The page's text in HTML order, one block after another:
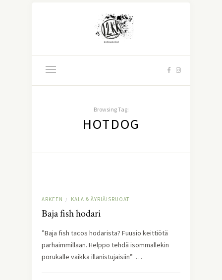
Browsing Tag:
HOTDOG
ARKEEN / KALA & ÄYRIÄISRUOAT
Baja fish hodari
”Baja fish tacos hodarista? Fuusio keittiötä
parhaimmillaan. Helppo tehdä isommallekin
porukalle vaikka illanistujaisiin” …